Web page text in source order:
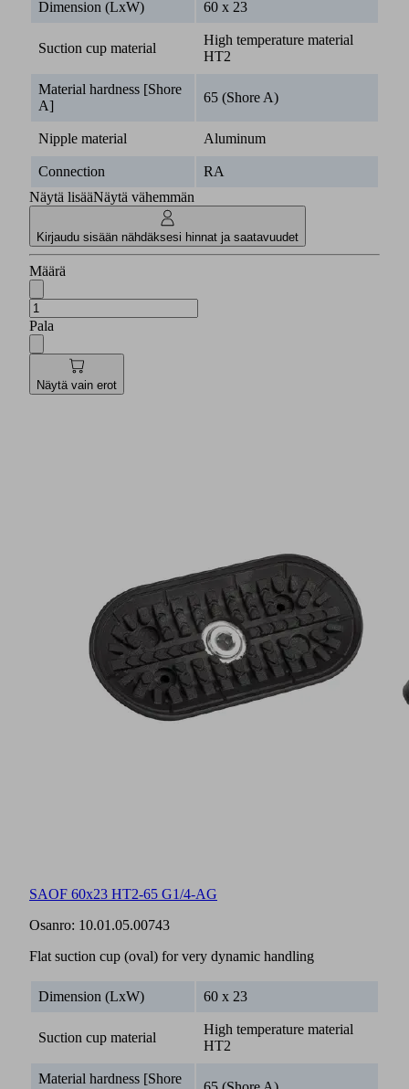
Dimension (LxW) 60 x 23
Suction cup material
High temperature material
HT2
Material hardness [Shore
A]
65 (Shore A)
Nipple material Aluminum
Connection
RA
Näytä lisääNäytä vähemmän
Kirjaudu sisään nähdäksesi hinnat ja saatavuudet
Määrä
Pala
Näytä vain erot
SAOF 60x23 HT2-65 G1/4-AG
Osanro: 10.01.05.00743
Flat suction cup (oval) for very dynamic handling
Dimension (LxW) 60 x 23
Suction cup material
High temperature material
HT2
Material hardness [Shore